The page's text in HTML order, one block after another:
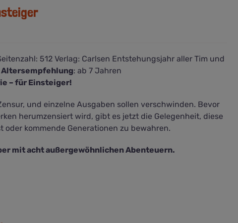
512 Verlag: Carlsen Entstehungsjahr aller Tim und
Altersempfehlung: ab 7 Jahren
– für Einsteiger!
und einzelne Ausgaben sollen verschwinden. Bevor
herumzensiert wird, gibt es jetzt die Gelegenheit, diese
oder kommende Generationen zu bewahren.
mit acht außergewöhnlichen Abenteuern.